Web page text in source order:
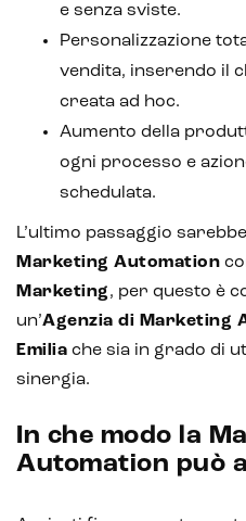
e senza sviste.
Personalizzazione
vendita, inserendo il
creata ad hoc.
Aumento della
ogni processo e
schedulata.
L’ultimo passaggio
Marketing Automation
Marketing, per questo è
un’Agenzia di Marketing
Emilia che sia in grado di
sinergia.
In che modo la
Automation può